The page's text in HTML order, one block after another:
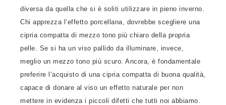
diversa da quella che si è soliti utilizzare in pieno inverno.
Chi apprezza l’effetto porcellana, dovrebbe scegliere una
cipria compatta di mezzo tono più chiaro della propria
pelle. Se si ha un viso pallido da illuminare, invece,
meglio un mezzo tono più scuro. Ancora, è fondamentale
preferire l’acquisto di una cipria compatta di buona qualità,
capace di donare al viso un effetto naturale per non
mettere in evidenza i piccoli difetti che tutti noi abbiamo.